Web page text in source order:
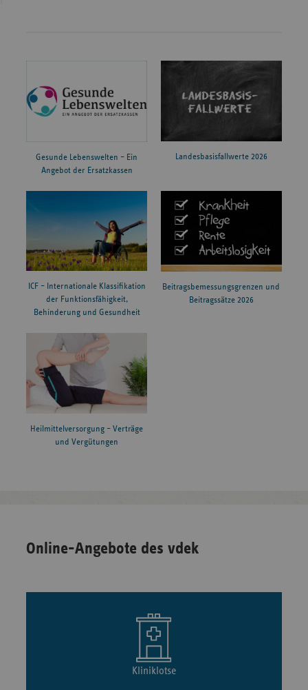
Gesunde Lebenswelten – Ein
Angebot der Ersatzkassen
Landesbasisfallwerte 2026
ICF – Internationale Klassifikation
der Funktionsfähigkeit,
Behinderung und Gesundheit
Beitragsbemessungsgrenzen und
Beitragssätze 2026
Heilmittelversorgung – Verträge
und Vergütungen
Online-Angebote des vdek
Kliniklotse